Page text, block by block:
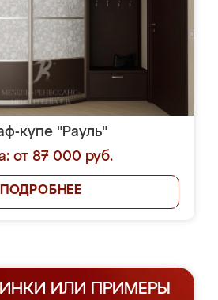
купе "Рауль"
от 87 000 руб.
ПОДРОБНЕЕ
ИЛИ ПРИМЕРЫ